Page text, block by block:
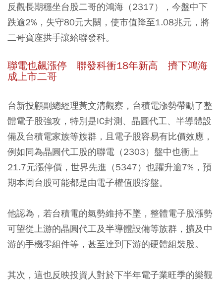
反觀長期穩坐台股二哥的鴻海（2317），今盤中下
跌逾2%，失守80元大關，使市值降至1.08兆元，將
二哥寶座拱手讓給聯發科。
聯電也飆漲停 聯發科衝18年新高 擠下鴻海
成上市二哥
台新投顧副總經理黃文清觀察，台積電漲勢帶動了整
體電子股強攻，特別是IC封測、晶圓代工、半導體設
備及台積電家族等族群 ，且電子股容易有比價效應，
例如同為晶圓代工股的聯電（2303）盤中也衝上
21.7元漲停價，世界先進（5347）也躍升逾7%，預
期本周台股可能都是由電子權值股撐盤。
他認為，若台積電的氣勢維持不墜，整體電子股漲勢
可望從上游的晶圓代工及半導體設備等族群，擴及中
游的手機零組件等，甚至達到下游的硬體組裝股。
其次，這也反映投資人對於下半年電子業旺季的樂觀